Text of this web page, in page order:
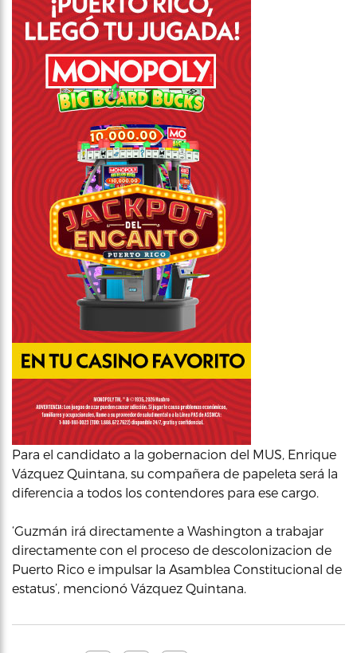
Para el candidato a la gobernacion del MUS, Enrique
Vázquez Quintana, su compañera de papeleta será la
diferencia a todos los contendores para ese cargo.
‘Guzmán irá directamente a Washington a trabajar
directamente con el proceso de descolonizacion de
Puerto Rico e impulsar la Asamblea Constitucional de
estatus’, mencionó Vázquez Quintana.